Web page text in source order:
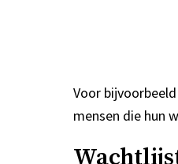
Voor
mensen die hun